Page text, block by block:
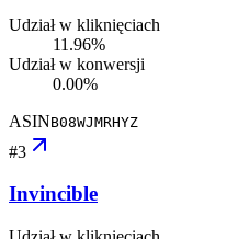
Udział w kliknięciach
11.96%
Udział w konwersji
0.00%
ASINB08WJMRHYZ
#3
Invincible